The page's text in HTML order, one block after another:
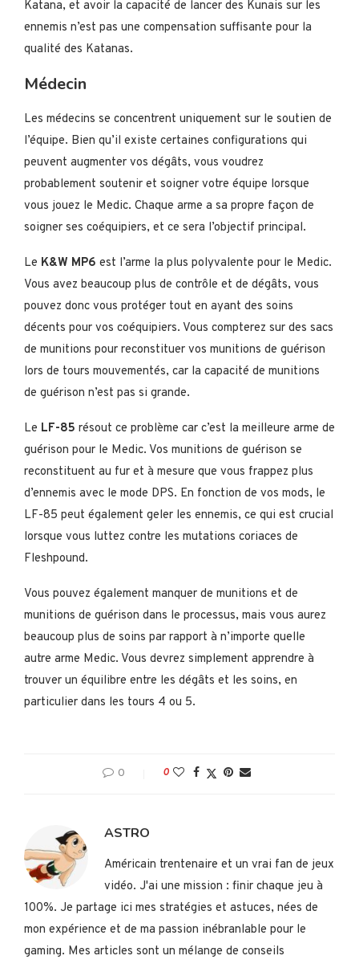
Katana, et avoir la capacité de lancer des Kunais sur les
ennemis n’est pas une compensation suffisante pour la
qualité des Katanas.
Médecin
Les médecins se concentrent uniquement sur le soutien de
l’équipe. Bien qu’il existe certaines configurations qui
peuvent augmenter vos dégâts, vous voudrez
probablement soutenir et soigner votre équipe lorsque
vous jouez le Medic. Chaque arme a sa propre façon de
soigner ses coéquipiers, et ce sera l’objectif principal.
Le K&W MP6 est l’arme la plus polyvalente pour le Medic.
Vous avez beaucoup plus de contrôle et de dégâts, vous
pouvez donc vous protéger tout en ayant des soins
décents pour vos coéquipiers. Vous compterez sur des sacs
de munitions pour reconstituer vos munitions de guérison
lors de tours mouvementés, car la capacité de munitions
de guérison n’est pas si grande.
Le LF-85 résout ce problème car c’est la meilleure arme de
guérison pour le Medic. Vos munitions de guérison se
reconstituent au fur et à mesure que vous frappez plus
d’ennemis avec le mode DPS. En fonction de vos mods, le
LF-85 peut également geler les ennemis, ce qui est crucial
lorsque vous luttez contre les mutations coriaces de
Fleshpound.
Vous pouvez également manquer de munitions et de
munitions de guérison dans le processus, mais vous aurez
beaucoup plus de soins par rapport à n’importe quelle
autre arme Medic. Vous devrez simplement apprendre à
trouver un équilibre entre les dégâts et les soins, en
particulier dans les tours 4 ou 5.
0 0
ASTRO
Américain trentenaire et un vrai fan de jeux
vidéo. J'ai une mission : finir chaque jeu à
100%. Je partage ici mes stratégies et astuces, nées de
mon expérience et de ma passion inébranlable pour le
gaming. Mes articles sont un mélange de conseils